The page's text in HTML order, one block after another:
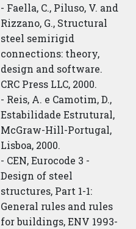
- Faella, C., Piluso, V. and
Rizzano, G., Structural
steel semirigid
connections: theory,
design and software.
CRC Press LLC, 2000.
- Reis, A. e Camotim, D.,
Estabilidade Estrutural,
McGraw-Hill-Portugal,
Lisboa, 2000.
- CEN, Eurocode 3 -
Design of steel
structures, Part 1-1:
General rules and rules
for buildings, ENV 1993-